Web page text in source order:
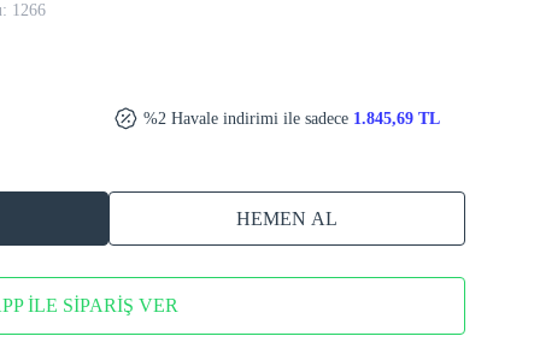
1266
%2 Havale indirimi ile sadece 1.845,69 TL
HEMEN AL
İLE SİPARİŞ VER